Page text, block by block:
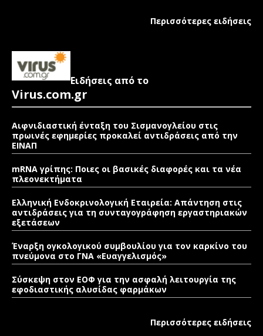
Περισσότερες ειδήσεις
Ειδήσεις από το
Virus.com.gr
Αιφνιδιαστική ένταξη του Σισμανογλείου στις
πρωινές εφημερίες προκαλεί αντιδράσεις από την
ΕΙΝΑΠ
mRNA γρίπης: Ποιες οι βασικές διαφορές και τα νέα
πλεονεκτήματα
Ελληνική Ενδοκρινολογική Εταιρεία: Απάντηση στις
αντιδράσεις για τη συνταγογράφηση εργαστηριακών
εξετάσεων
Έναρξη ογκολογικού συμβουλίου για τον καρκίνο του
πνεύμονα στο ΓΝΑ «Ευαγγελισμός»
Σύσκεψη στον ΕΟΦ για την ασφαλή λειτουργία της
εφοδιαστικής αλυσίδας φαρμάκων
Περισσότερες ειδήσεις